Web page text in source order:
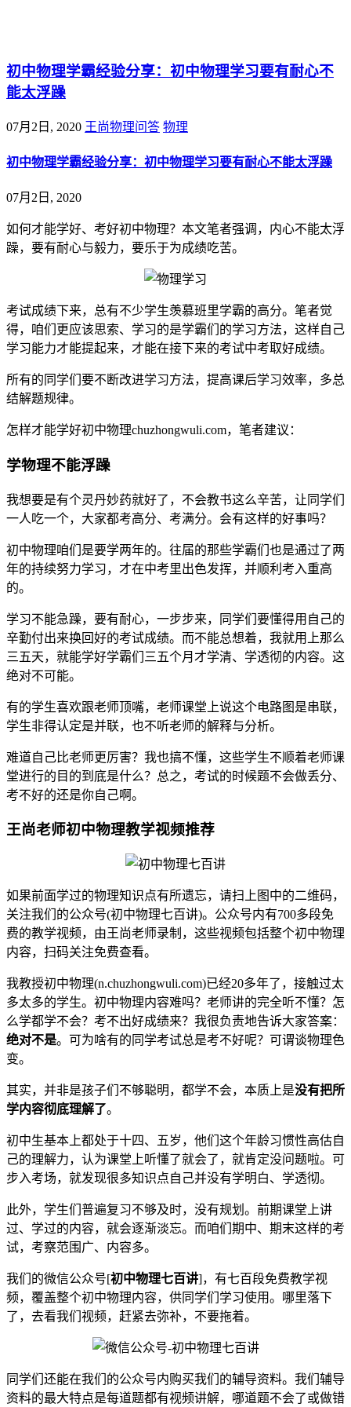
初中物理学霸经验分享：初中物理学习要有耐心不
能太浮躁
07月2日, 2020 王尚物理问答 物理
初中物理学霸经验分享：初中物理学习要有耐心不能太浮躁
07月2日, 2020
如何才能学好、考好初中物理？本文笔者强调，内心不能太浮
躁，要有耐心与毅力，要乐于为成绩吃苦。
考试成绩下来，总有不少学生羡慕班里学霸的高分。笔者觉
得，咱们更应该思索、学习的是学霸们的学习方法，这样自己
学习能力才能提起来，才能在接下来的考试中考取好成绩。
所有的同学们要不断改进学习方法，提高课后学习效率，多总
结解题规律。
怎样才能学好初中物理chuzhongwuli.com，笔者建议：
学物理不能浮躁
我想要是有个灵丹妙药就好了，不会教书这么辛苦，让同学们
一人吃一个，大家都考高分、考满分。会有这样的好事吗？
初中物理咱们是要学两年的。往届的那些学霸们也是通过了两
年的持续努力学习，才在中考里出色发挥，并顺利考入重高
的。
学习不能急躁，要有耐心，一步步来，同学们要懂得用自己的
辛勤付出来换回好的考试成绩。而不能总想着，我就用上那么
三五天，就能学好学霸们三五个月才学清、学透彻的内容。这
绝对不可能。
有的学生喜欢跟老师顶嘴，老师课堂上说这个电路图是串联，
学生非得认定是并联，也不听老师的解释与分析。
难道自己比老师更厉害？我也搞不懂，这些学生不顺着老师课
堂进行的目的到底是什么？总之，考试的时候题不会做丢分、
考不好的还是你自己啊。
王尚老师初中物理教学视频推荐
如果前面学过的物理知识点有所遗忘，请扫上图中的二维码，
关注我们的公众号(初中物理七百讲)。公众号内有700多段免
费的教学视频，由王尚老师录制，这些视频包括整个初中物理
内容，扫码关注免费查看。
我教授初中物理(n.chuzhongwuli.com)已经20多年了，接触过太
多太多的学生。初中物理内容难吗？老师讲的完全听不懂？怎
么学都学不会？考不出好成绩来？我很负责地告诉大家答案：
绝对不是。可为啥有的同学考试总是考不好呢？可谓谈物理色
变。
其实，并非是孩子们不够聪明，都学不会，本质上是没有把所
学内容彻底理解了。
初中生基本上都处于十四、五岁，他们这个年龄习惯性高估自
己的理解力，认为课堂上听懂了就会了，就肯定没问题啦。可
步入考场，就发现很多知识点自己并没有学明白、学透彻。
此外，学生们普遍复习不够及时，没有规划。前期课堂上讲
过、学过的内容，就会逐渐淡忘。而咱们期中、期末这样的考
试，考察范围广、内容多。
我们的微信公众号[初中物理七百讲]，有七百段免费教学视
频，覆盖整个初中物理内容，供同学们学习使用。哪里落下
了，去看我们视频，赶紧去弥补，不要拖着。
同学们还能在我们的公众号内购买我们的辅导资料。我们辅导
资料的最大特点是每道题都有视频讲解，哪道题不会了或做错